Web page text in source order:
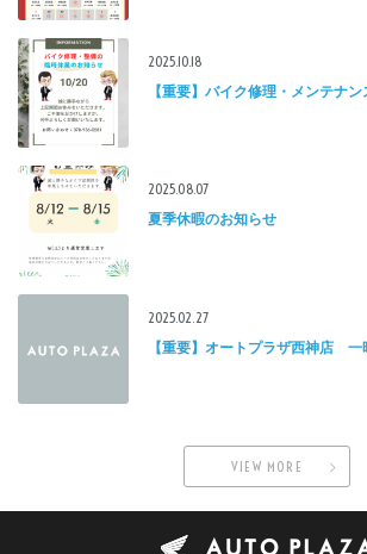
2025.10.18
【重要】バイク修理・メンテナ
2025.08.07
夏季休暇のお知らせ
2025.02.27
【重要】オートプラザ西神店 一
VIEW MORE